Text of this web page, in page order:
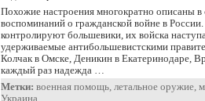
Похожие настроения многократно описаны
воспоминаний о гражданской войне в
контролируют большевики, их войска
удерживаемые антибольшевистскими
Колчак в Омске, Деникин в Екатеринодаре,
каждый раз надежда …
Метки: военная помощь, летальное оружие,
Украина